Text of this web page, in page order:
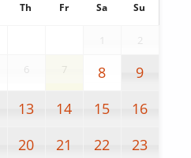
Th Fr Sa Su
2
6 7 8
9
13 14 15
16
20 21 22
23